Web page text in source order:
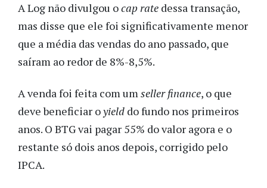
A Log não divulgou ocap rate dessa transação,
mas disse que ele foi significativamente menor
que a média das vendas do ano passado, que
saíram ao redor de 8%-8,5%.
A venda foi feita com umseller finance, o que
deve beneficiar oyield do fundo nos primeiros
anos. O BTG vai pagar 55% do valor agora e o
restante só dois anos depois, corrigido pelo
IPCA.